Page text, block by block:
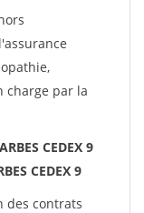
charge par la
CEDEX 9
CEDEX 9
des contrats